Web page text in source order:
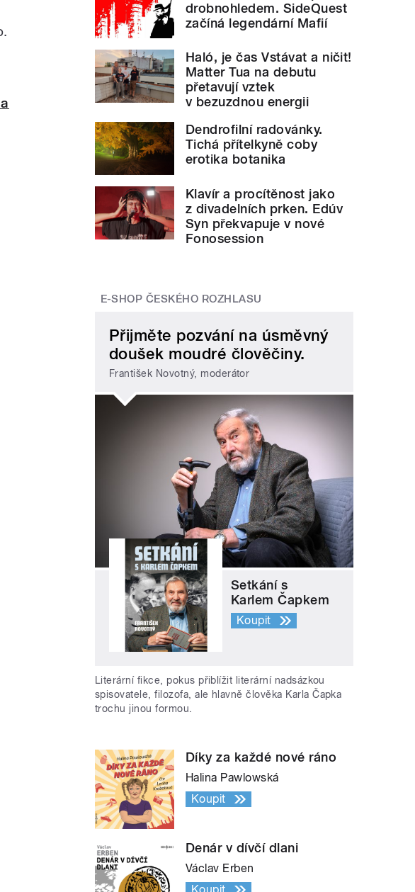
drobnohledem. SideQuest
začíná legendární Mafií
Haló, je čas Vstávat a ničit!
Matter Tua na debutu
přetavují vztek
v bezuzdnou energii
Dendrofilní radovánky.
Tichá přítelkyně coby
erotika botanika
Klavír a procítěnost jako
z divadelních prken. Edúv
Syn překvapuje v nové
Fonosession
E-SHOP ČESKÉHO ROZHLASU
Přijměte pozvání na úsměvný
doušek moudré člověčiny.
František Novotný, moderátor
Setkání s
Karlem Čapkem
Koupit
Literární fikce, pokus přiblížit literární nadsázkou
spisovatele, filozofa, ale hlavně člověka Karla Čapka
trochu jinou formou.
Díky za každé nové ráno
Halina Pawlowská
Koupit
Denár v dívčí dlani
Václav Erben